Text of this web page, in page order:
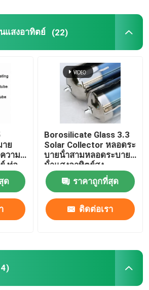
แสงอาทิตย์ (22)
าย
วาม
ท่อ
ญเสีย
ด
Borosilicate Glass 3.3
Solar Collector หลอดระ
บายน้ําสามหลอดระบาย
น้ําแสงอาทิตย์สูง
ราคาถูกที่สุด
ติดต่อเรา